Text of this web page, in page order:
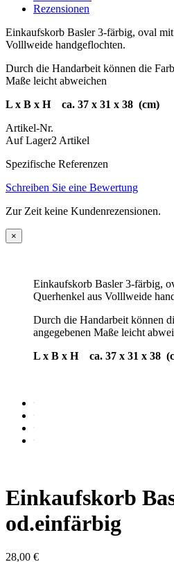
Rezensionen
Einkaufskorb Basler 3-färbig, oval
Volllweide handgeflochten.
Durch die Handarbeit können die
Maße leicht abweichen
L x B x H ca. 37 x 31 x 38 (cm)
Artikel-Nr.
Auf Lager2 Artikel
Spezifische Referenzen
Schreiben Sie eine Bewertung
Zur Zeit keine Kundenrezensionen.
×
Einkaufskorb Basler 3-färbig,
Querhenkel aus Volllweide
Durch die Handarbeit können
angegebenen Maße leicht
L x B x H ca. 37 x 31 x 38
Einkaufskorb
od.einfärbig
28,00 €